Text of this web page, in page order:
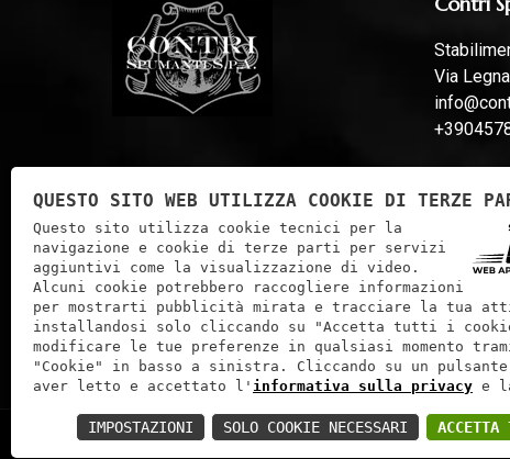
Via
Via
Contri Spumanti S.P.A. | P.IVA: 01241060233 |
QUESTO SITO WEB UTILIZZA COOKIE DI TERZE
Questo sito utilizza cookie tecnici per la
navigazione e cookie di terze parti per servizi
aggiuntivi come la visualizzazione di video.
Alcuni cookie potrebbero raccogliere informazioni
per mostrarti pubblicità mirata e tracciare la tua
installandosi solo cliccando su "Accetta tutti i
modificare le tue preferenze in qualsiasi momento
"Cookie" in basso a sinistra. Cliccando su un
aver letto e accettato l' informativa sulla privacy e
SOLO COOKIE NECESSARI
IMPOSTAZIONI